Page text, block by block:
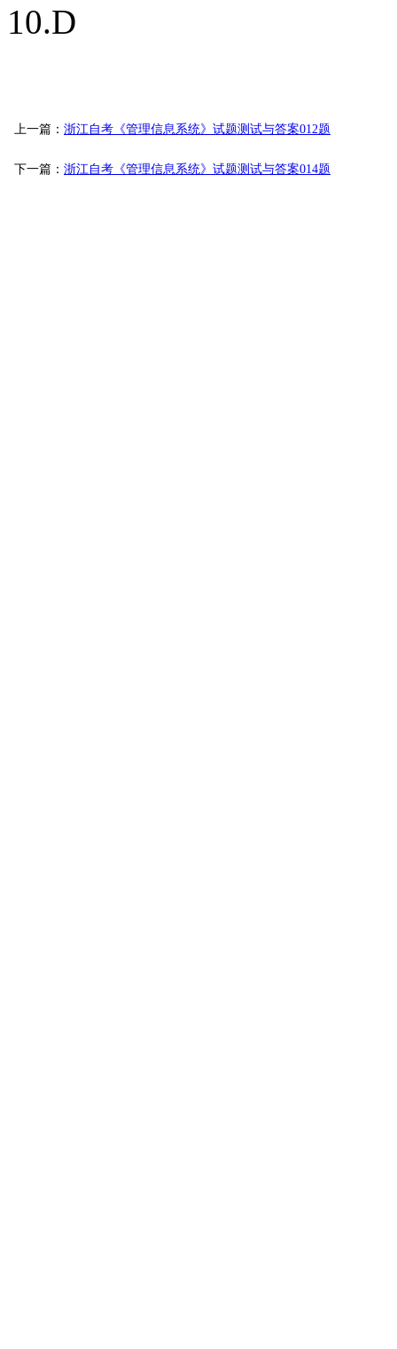
10.D
上一篇： 浙江自考《管理信息系统》试题测试与答案012题
下一篇： 浙江自考《管理信息系统》试题测试与答案014题